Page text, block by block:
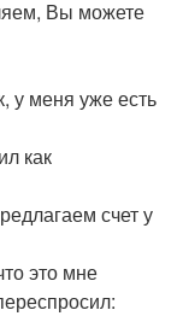
Вы можете
у меня уже есть
как
счет у
это мне